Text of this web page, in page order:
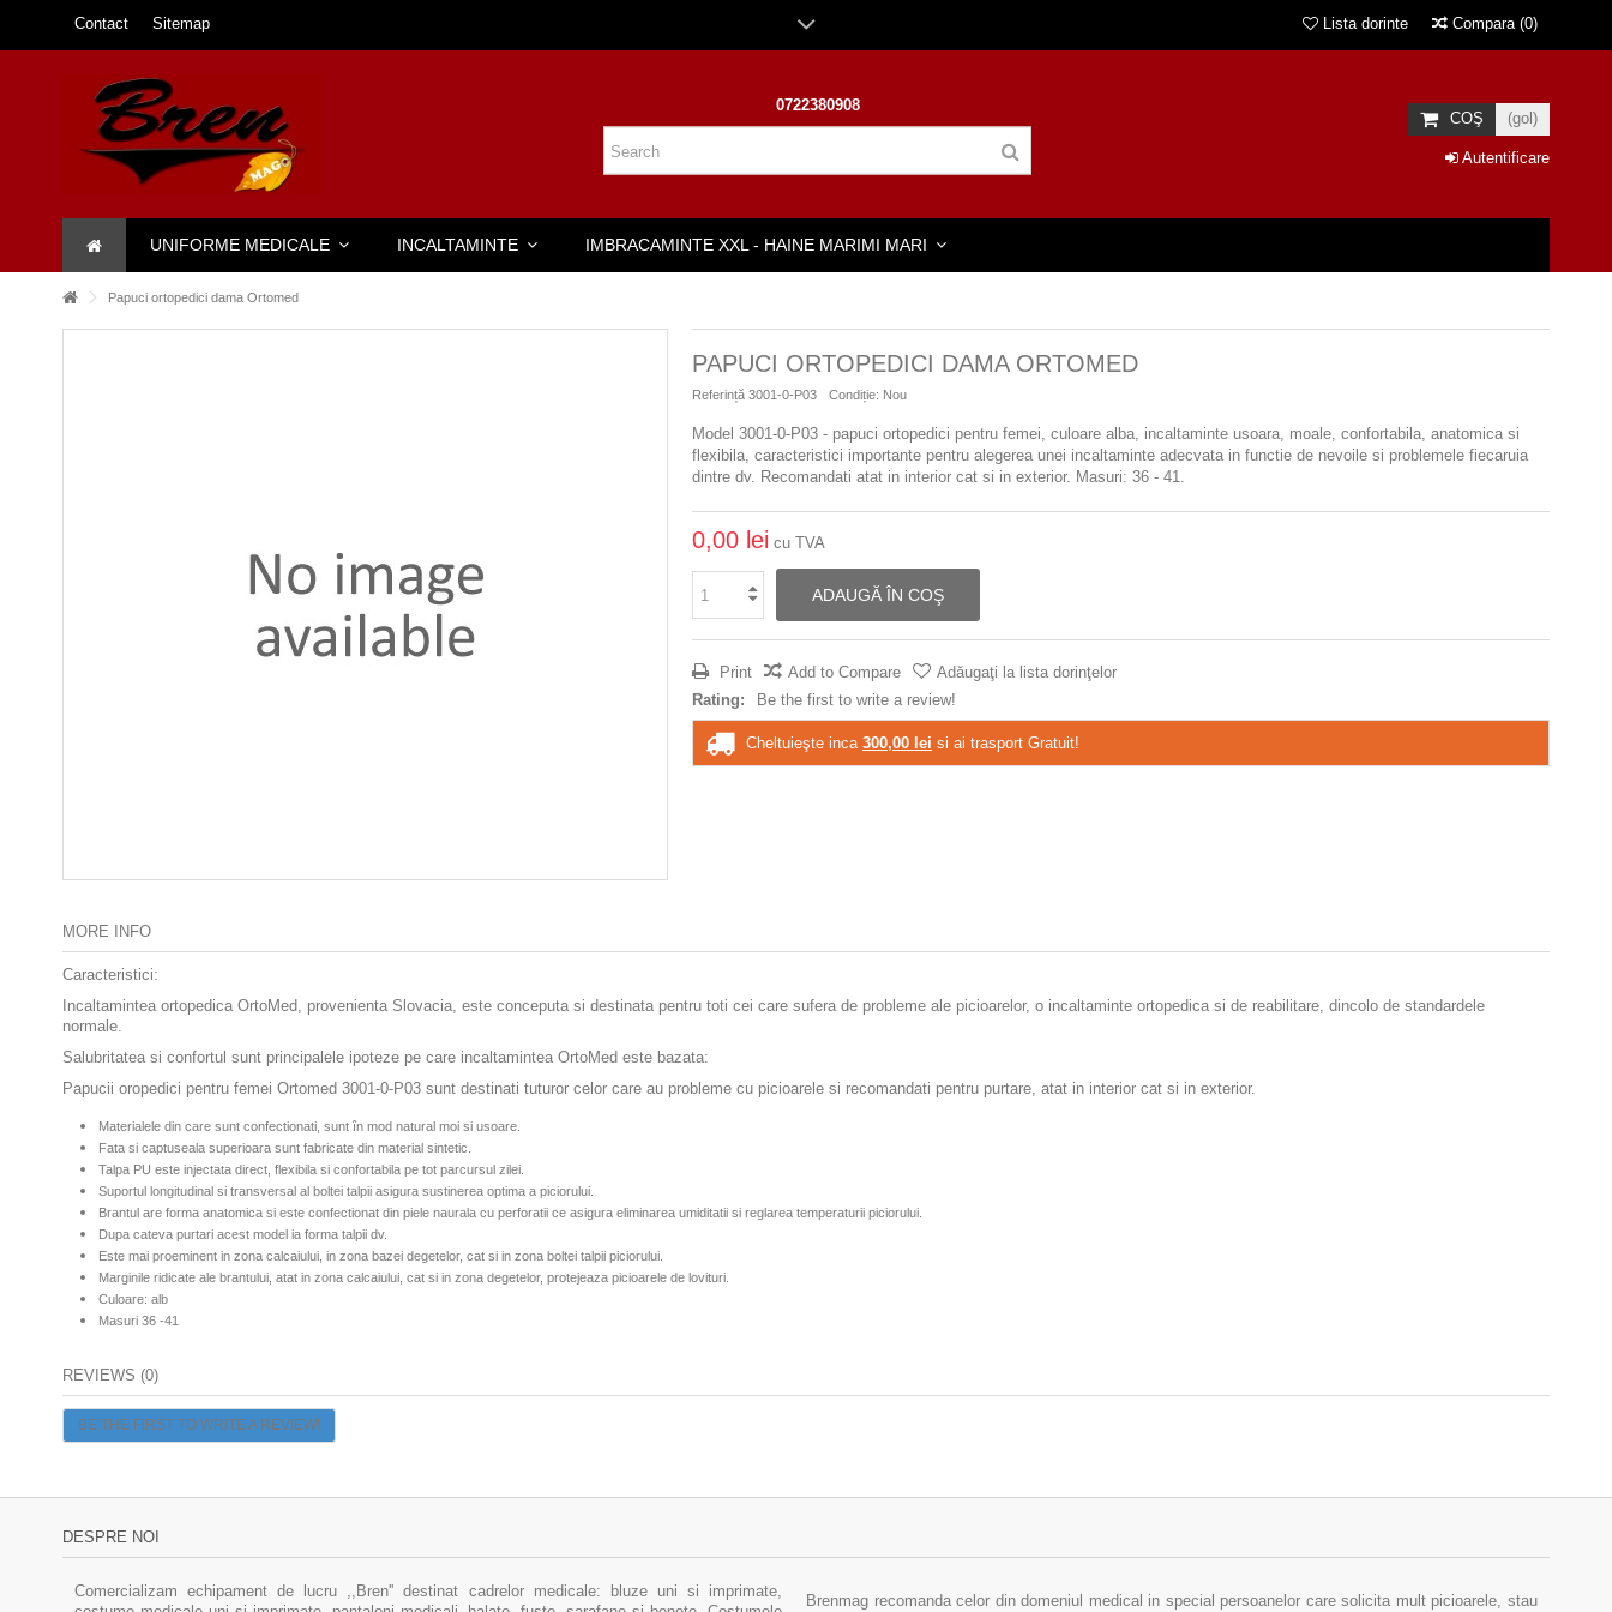
Contact Sitemap Compara (0)
Lista dorinte
COŞ (gol)
0722380908
Autentificare
UNIFORME MEDICALE INCALTAMINTE IMBRACAMINTE XXL - HAINE MARIMI MARI
Papuci ortopedici dama Ortomed
PAPUCI ORTOPEDICI DAMA ORTOMED
Referință 3001-0-P03 Condiție: Nou
Model 3001-0-P03 - papuci ortopedici pentru femei, culoare alba, incaltaminte usoara, moale, confortabila, anatomica si
flexibila, caracteristici importante pentru alegerea unei incaltaminte adecvata in functie de nevoile si problemele fiecaruia
dintre dv. Recomandati atat in interior cat si in exterior. Masuri: 36 - 41.
0,00 lei cu TVA
ADAUGĂ ÎN COŞ
Print Add to Compare
Adăugaţi la lista dorinţelor
Rating:
Be the first to write a review!
Cheltuieşte inca 300,00 lei si ai trasport Gratuit!
MORE INFO
Caracteristici:
Incaltamintea ortopedica OrtoMed, provenienta Slovacia, este conceputa si destinata pentru toti cei care sufera de probleme ale picioarelor, o incaltaminte ortopedica si de reabilitare, dincolo de standardele
normale.
Salubritatea si confortul sunt principalele ipoteze pe care incaltamintea OrtoMed este bazata:
Papucii oropedici pentru femei Ortomed 3001-0-P03 sunt destinati tuturor celor care au probleme cu picioarele si recomandati pentru purtare, atat in interior cat si in exterior.
Materialele din care sunt confectionati, sunt în mod natural moi si usoare.
Fata si captuseala superioara sunt fabricate din material sintetic.
Talpa PU este injectata direct, flexibila si confortabila pe tot parcursul zilei.
Suportul longitudinal si transversal al boltei talpii asigura sustinerea optima a piciorului.
Brantul are forma anatomica si este confectionat din piele naurala cu perforatii ce asigura eliminarea umiditatii si reglarea temperaturii piciorului
Dupa cateva purtari acest model ia forma talpii dv.
Este mai proeminent in zona calcaiului, in zona bazei degetelor, cat si in zona boltei talpii piciorului.
Marginile ridicate ale brantului, atat in zona calcaiului, cat si in zona degetelor, protejeaza picioarele de lovituri.
Culoare: alb
Masuri 36 -41
REVIEWS (0)
BE THE FIRST TO WRITE A REVIEW!
DESPRE NOI
Comercializam echipament de lucru ,,Bren'' destinat cadrelor medicale: bluze uni si imprimate,
Brenmag recomanda celor din domeniul medical in special persoanelor care solicita mult picioarele, stau